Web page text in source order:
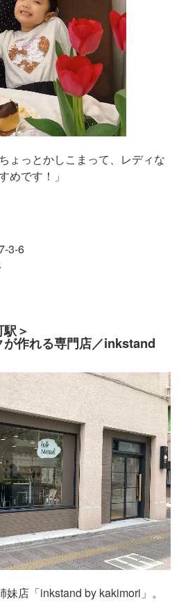
ょっとかしこまって、レディな
めです！」
3-6
＞
が作れる専門店／inkstand
店「inkstand by kakimori」。